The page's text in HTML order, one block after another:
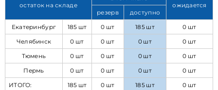
остаток на складе
ожидается
резерв
доступно
Екатеринбург
185 шт 0 шт 185 шт
0 шт
Челябинск
0 шт 0 шт 0 шт
0 шт
Тюмень
0 шт 0 шт 0 шт
0 шт
Пермь
0 шт 0 шт 0 шт
0 шт
ИТОГО:
185 шт 0 шт 185 шт 0 шт